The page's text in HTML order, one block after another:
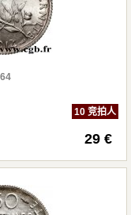
10 竞拍人
29 €